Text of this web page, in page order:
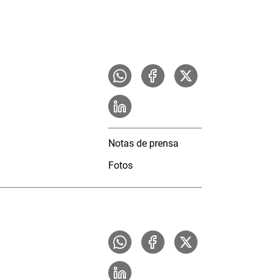
Notas de prensa
Fotos